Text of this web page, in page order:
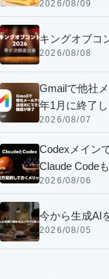
2026/08/09
キングオブコ
2026/08/08
Gmailで他社
年1月に終了
2026/08/07
Codexメイン
Claude Code
2026/08/06
今から生成AI
2026/08/05